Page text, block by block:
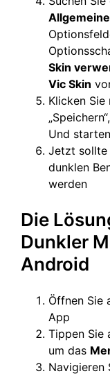
Skin
Vic Skin
Klicken
Und
Jetzt sollte
dunklen
werden
Die
Dunkler
Android
Öffnen Sie
App
Tippen Sie
um das
Navigieren